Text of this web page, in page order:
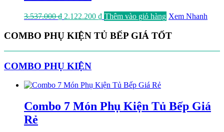
3.537.000₫ Giá
là:
3.537.000 ₫.
2.122.200 ₫Giá
tại
2.122.200 ₫.
Thêm vào giỏ hàng Xem Nhanh
COMBO PHỤ KIỆN TỦ BẾP GIÁ TỐT
COMBO PHỤ KIỆN
Combo 7 Món Phụ Kiện Tủ Bếp Giá
Rẻ